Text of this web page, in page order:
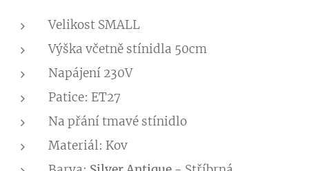
Velikost SMALL
Výška včetně stínidla 50cm
Napájení 230V
Patice: ET27
Na přání tmavé stínidlo
Materiál: Kov